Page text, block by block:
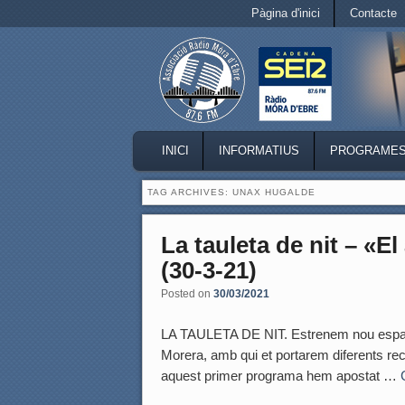
Pàgina d'inici Contacte
MAIN MENU
SKIP TO PRIMARY CONTENT
SKIP TO SECONDARY CONTENT
INICI INFORMATIUS PROGRAMES
TAG ARCHIVES: UNAX HUGALDE
La tauleta de nit –
(30-3-21)
Posted on 30/03/2021
LA TAULETA DE NIT. Estrenem nou
Morera, amb qui et portarem diferents
aquest primer programa hem apostat …